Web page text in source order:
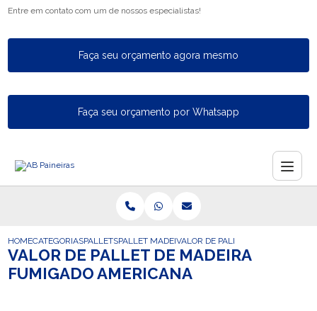
Entre em contato com um de nossos especialistas!
Faça seu orçamento agora mesmo
Faça seu orçamento por Whatsapp
HOMECATEGORIASPALLETSPALLET MADEIRA FECHADOVALOR DE PALLET DE MADEIRA
VALOR DE PALLET DE MADEIRA
FUMIGADO AMERICANA